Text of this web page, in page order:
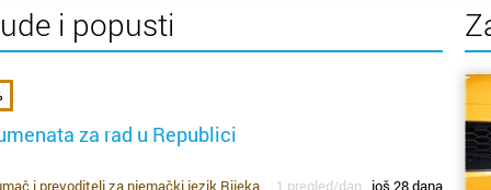
i popusti
za rad u Republici
1 pregled/dan još 28 dana
i prevoditelj za njemački jezik Rijeka